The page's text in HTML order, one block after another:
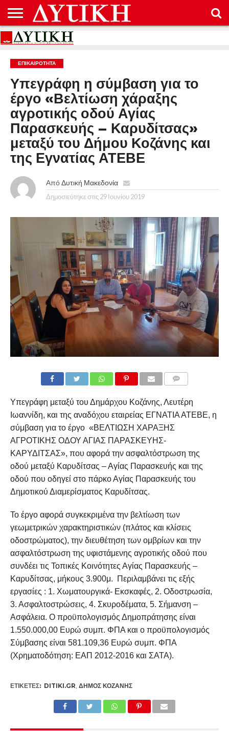
ΑΡΧΙΚΉ
ΕΠΙΚΟΙΝΩΝΊΑ
ΌΡΟΙ
ΠΡΟΣΤΑΣΊΑ
ΔΕΔΟΜΈΝΩΝ
ΕΠΙΚΑΙΡΟΤΗΤΑ
Υπεγράφη η σύμβαση για το
έργο «Βελτίωση χάραξης
αγροτικής οδού Αγίας
Παρασκευής – Καρυδίτσας»
μεταξύ του Δήμου Κοζάνης και
της Εγνατίας ΑΤΕΒΕ
Από Δυτική Μακεδονία
Δημοσιεύτηκε στις 29 Ιουνίου 2019
Υπεγράφη μεταξύ του Δημάρχου Κοζάνης, Λευτέρη
Ιωαννίδη, και της αναδόχου εταιρείας ΕΓΝΑΤΙΑ ΑΤΕΒΕ, η
σύμβαση για το έργο «ΒΕΛΤΙΩΣΗ ΧΑΡΑΞΗΣ
ΑΓΡΟΤΙΚΗΣ ΟΔΟΥ ΑΓΙΑΣ ΠΑΡΑΣΚΕΥΗΣ-
ΚΑΡΥΔΙΤΣΑΣ», που αφορά την ασφαλτόστρωση της
οδού μεταξύ Καρυδίτσας – Αγίας Παρασκευής και της
οδού που οδηγεί στο πάρκο Αγίας Παρασκευής του
Δημοτικού Διαμερίσματος Καρυδίτσας.
Το έργο αφορά συγκεκριμένα την βελτίωση των
γεωμετρικών χαρακτηριστικών (πλάτος και κλίσεις
οδοστρώματος), την διευθέτηση των ομβρίων και την
ασφαλτόστρωση της υφιστάμενης αγροτικής οδού που
συνδέει τις Τοπικές Κοινότητες Αγίας Παρασκευής –
Καρυδίτσας, μήκους 3.900μ. Περιλαμβάνει τις εξής
εργασίες : 1. Χωματουργικά- Εκσκαφές, 2. Οδοστρωσία,
3. Ασφαλτοστρώσεις, 4. Σκυροδέματα, 5. Σήμανση –
Ασφάλεια. Ο προϋπολογισμός Δημοπράτησης είναι
1.550.000,00 Ευρώ συμπ. ΦΠΑ και ο προϋπολογισμός
Σύμβασης είναι 581.109,36 Ευρώ συμπ. ΦΠΑ
(Χρηματοδότηση: ΕΑΠ 2012-2016 και ΣΑΤΑ).
ΕΤΙΚΕΤΕΣ: DITIKI.GR ΔΉΜΟΣ ΚΟΖΆΝΗΣ